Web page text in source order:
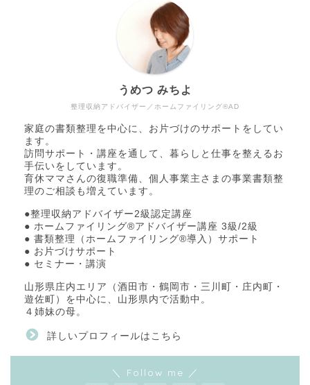
整理収納アドバイザー／ホームファイリング®AD
うめつ みちよ
家庭の書類整理を中心に、お片づけのサポートをしてい
ます。
訪問サポート・講座を通して、暮らしと仕事を整えるお
手伝いをしています。
育休ママさんの復職準備、個人事業主さまの事業書類整
理のご相談も増えています。
●整理収納アドバイザー2級認定講座
● ホームファイリング®アドバイザー講座 3級/2級
● 書類整理（ホームファイリング®導入）サポート
● お片づけサポート
● セミナー・講演
山形県庄内エリア（酒田市・鶴岡市・三川町・庄内町・
遊佐町）を中心に、山形県内で活動中。
４姉妹の母。
詳しいプロフィールはこちら
＼ Follow me ／